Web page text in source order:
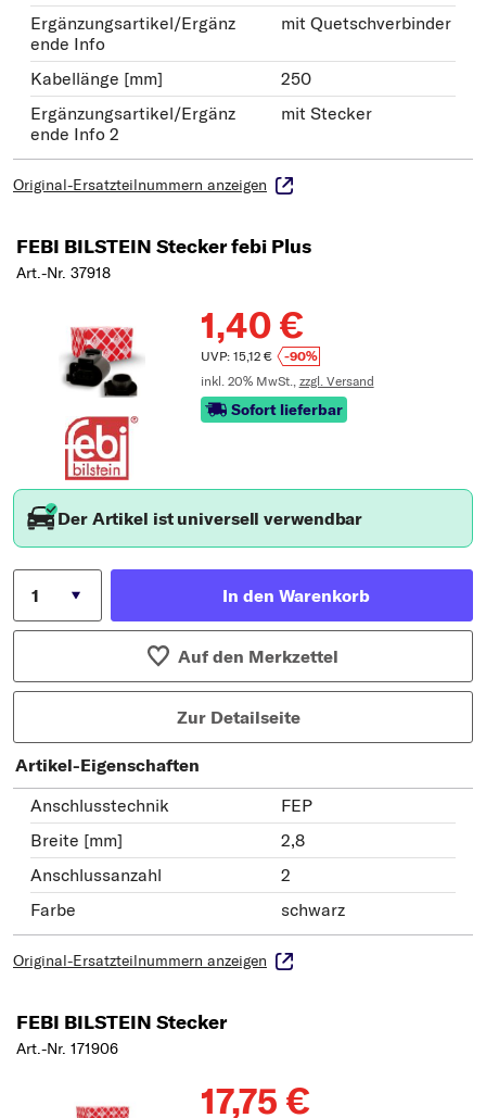
Ergänzungsartikel/Ergänz
ende Info
mit Quetschverbinder
Kabellänge [mm]
250
Ergänzungsartikel/Ergänz
ende Info 2
mit Stecker
Original-Ersatzteilnummern anzeigen
FEBI BILSTEIN Stecker febi Plus
Art.-Nr. 37918
1,40 €
UVP: 15,12 €
-90%
inkl. 20% MwSt., zzgl. Versand
Sofort lieferbar
Der Artikel ist universell verwendbar
In den Warenkorb
Auf den Merkzettel
Zur Detailseite
Artikel-Eigenschaften
Anschlusstechnik
FEP
Breite [mm]
2,8
Anschlussanzahl
2
Farbe
schwarz
Original-Ersatzteilnummern anzeigen
FEBI BILSTEIN Stecker
Art.-Nr. 171906
17,75 €